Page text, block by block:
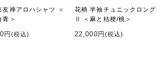
友禅アロハシャツ ＜
青＞
円 (税込)
花柄 半袖チュニックロング
Ⅱ ＜麻と桔梗/桃＞
22,000円 (税込)